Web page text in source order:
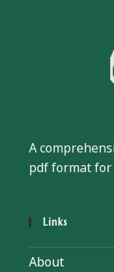
A
pdf format
Links
About